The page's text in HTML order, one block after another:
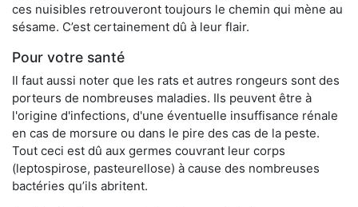
ces nuisibles retrouveront toujours le chemin qui mène au
sésame. C’est certainement dû à leur flair.
Pour votre santé
Il faut aussi noter que les rats et autres rongeurs sont des
porteurs de nombreuses maladies. Ils peuvent être à
l'origine d'infections, d'une éventuelle insuffisance rénale
en cas de morsure ou dans le pire des cas de la peste.
Tout ceci est dû aux germes couvrant leur corps
(leptospirose, pasteurellose) à cause des nombreuses
bactéries qu’ils abritent.